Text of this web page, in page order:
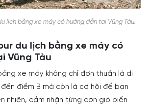
lịch bằng xe máy có hướng dẫn tại Vũng Tàu.
du lịch bằng xe máy có
Vũng Tàu
xe máy không chỉ đơn thuần là di
điểm B mà còn là cơ hội để bạn
nhiên, cảm nhận từng cơn gió biển